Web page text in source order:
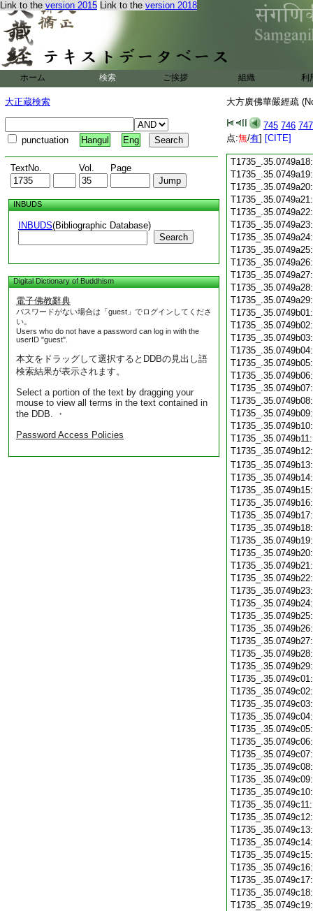
Link to the version 2015 Link to the version 2018
ホーム 検索 ご挨拶 組織 利
大正蔵検索
punctuation Hangul Eng
TextNo. Vol. Page
INBUDS
INBUDS(Bibliographic Database)
Search
Digital Dictionary of Buddhism
電子佛教辭典
パスワードがない場合は「guest」でログインしてくださ
い。
Users who do not have a password can log in with the
userID "guest".
本文をドラッグして選択するとDDBの見出し語
検索結果が表示されます。
Select a portion of the text by dragging your
mouse to view all terms in the text contained in
the DDB. ・
Password Access Policies
大方廣佛華嚴經疏
745 746 747
点:無/有] [CITE]